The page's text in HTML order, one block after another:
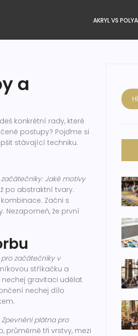
AKRYL VS
a
konkrétní rady, které
postupy? Pojďme si
stávající techniku.
Jaké motivy
po abstraktní tvary.
Začni s
Nezapomeň, že první
začátečníky v
stříkačku a
gravitaci udělat
nechej dílo
Zpevnění plátna pro
průměrně tři vrstvy, mezi